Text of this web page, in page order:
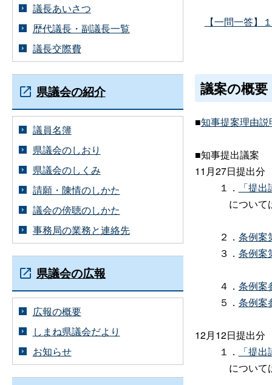
【一問一答】
議案の概要
■知事提案理由説
■知事提出議案
11月27日提出分
１．
「提
について
２． 条例案
３． 条例案
４． 条例案
５． 条例案
12月12日提出分
１．
「提
について
議長あいさつ
歴代議長・副議長一覧
議長交際費
県議会の紹介
議員名簿
県議会のしおり
県議会のしくみ
請願・陳情のしかた
議会の傍聴のしかた
事務局の業務と連絡先
県議会の広報
広報の概要
しまね県議会だより
お知らせ